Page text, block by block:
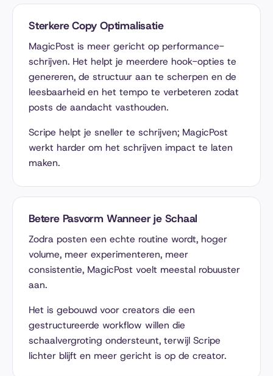
Sterkere Copy Optimalisatie
MagicPost is meer gericht op performance-
schrijven. Het helpt je meerdere hook-opties te
genereren, de structuur aan te scherpen en de
leesbaarheid en het tempo te verbeteren zodat
posts de aandacht vasthouden.
Scripe helpt je sneller te schrijven; MagicPost
werkt harder om het schrijven impact te laten
maken.
Betere Pasvorm Wanneer je Schaal
Zodra posten een echte routine wordt, hoger
volume, meer experimenteren, meer
consistentie, MagicPost voelt meestal robuuster
aan.
Het is gebouwd voor creators die een
gestructureerde workflow willen die
schaalvergroting ondersteunt, terwijl Scripe
lichter blijft en meer gericht is op de creator.